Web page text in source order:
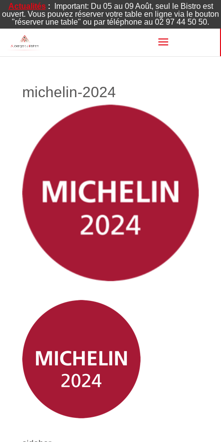
Actualités: Important: Du 05 au 09 Août, seul le Bistro est
ouvert. Vous pouvez réserver votre table en ligne via le bouton
"réserver une table" ou par téléphone au 02 97 44 50 50.
michelin-2024